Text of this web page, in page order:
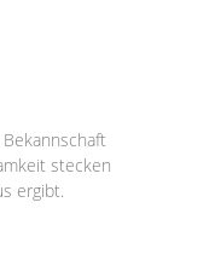
stecken
ergibt.